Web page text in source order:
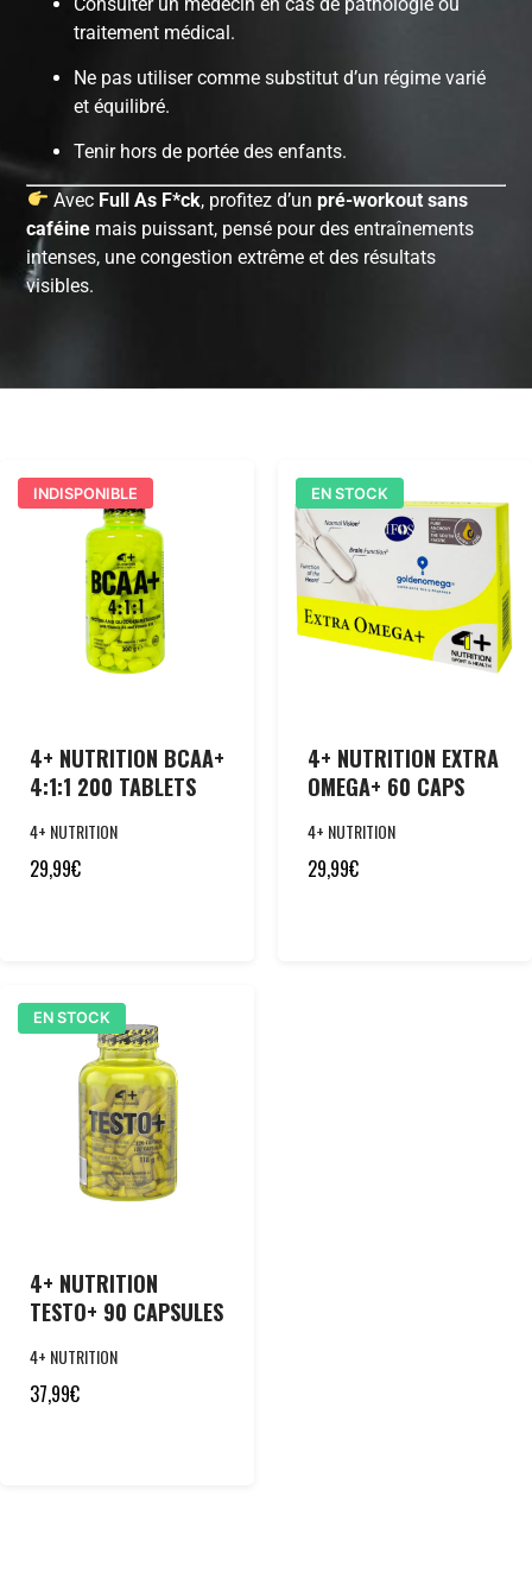
traitement médical.
Ne pas utiliser comme substitut d’un régime varié
et équilibré.
Tenir hors de portée des enfants.
Avec Full As F*ck, profitez d’un pré-workout sans
caféine mais puissant, pensé pour des entraînements
intenses, une congestion extrême et des résultats
visibles.
INDISPONIBLE
4+ NUTRITION BCAA+
4:1:1 200 TABLETS
4+ NUTRITION
29,99€
EN STOCK
4+ NUTRITION EXTRA
OMEGA+ 60 CAPS
4+ NUTRITION
29,99€
EN STOCK
4+ NUTRITION
TESTO+ 90 CAPSULES
4+ NUTRITION
37,99€